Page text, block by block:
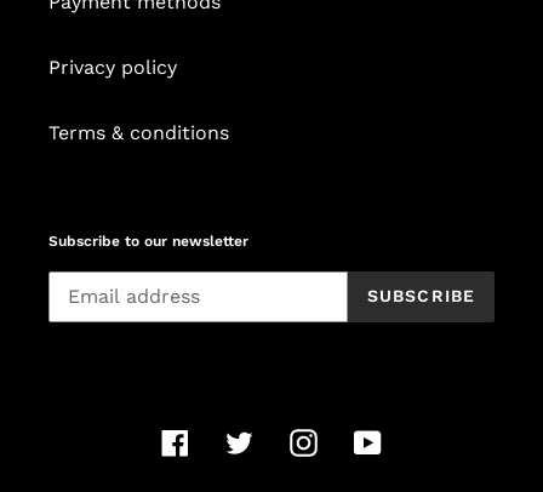
Privacy policy
Terms & conditions
Subscribe to our newsletter
SUBSCRIBE
FacebookTwitterInstagramYouTube